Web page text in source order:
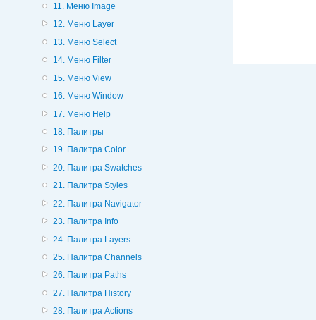
11. Меню Image
12. Меню Layer
13. Меню Select
14. Меню Filter
15. Меню View
16. Меню Window
17. Меню Help
18. Палитры
19. Палитра Color
20. Палитра Swatches
21. Палитра Styles
22. Палитра Navigator
23. Палитра Info
24. Палитра Layers
25. Палитра Channels
26. Палитра Paths
27. Палитра History
28. Палитра Actions